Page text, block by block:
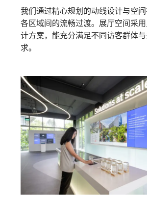
我们通过精心规划的动线设计与空
各区域间的流畅过渡。展厅空间采
计方案，能充分满足不同访客群体
求。